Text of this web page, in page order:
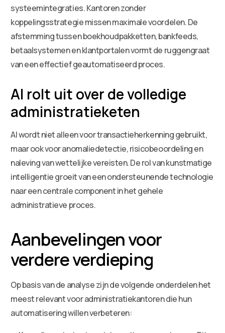
systeemintegraties. Kantoren zonder
koppelingsstrategie missen maximale voordelen. De
afstemming tussen boekhoudpakketten, bankfeeds,
betaalsystemen en klantportalen vormt de ruggengraat
van een effectief geautomatiseerd proces.
AI rolt uit over de volledige
administratieketen
AI wordt niet alleen voor transactieherkenning gebruikt,
maar ook voor anomaliedetectie, risicobeoordeling en
naleving van wettelijke vereisten. De rol van kunstmatige
intelligentie groeit van een ondersteunende technologie
naar een centrale component in het gehele
administratieve proces.
Aanbevelingen voor
verdere verdieping
Op basis van de analyse zijn de volgende onderdelen het
meest relevant voor administratiekantoren die hun
automatisering willen verbeteren: